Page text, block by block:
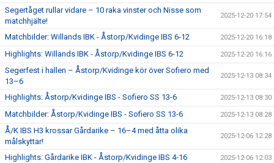
Segertåget rullar vidare – 10 raka vinster och Nisse som
matchhjälte!
2025-12-20 17:54
Matchbilder: Willands IBK - Åstorp/Kvidinge IBS 6-12 2025-12-20 16:18
Highlights: Willands IBK - Åstorp/Kvidinge IBS 6-12 2025-12-20 16:16
Segerfest i hallen – Åstorp/Kvidinge kör över Sofiero med
13–6
2025-12-13 08:34
Highlights: Åstorp/Kvidinge IBS - Sofiero SS 13-6 2025-12-13 08:30
Matchbilder: Åstorp/Kvidinge IBS - Sofiero SS 13-6 2025-12-13 08:28
Å/K IBS H3 krossar Gårdarike – 16–4 med åtta olika
målskyttar!
2025-12-06 12:28
Highlights: Gårdarike IBK - Åstorp/Kvidinge IBS 4-16 2025-12-06 12:03